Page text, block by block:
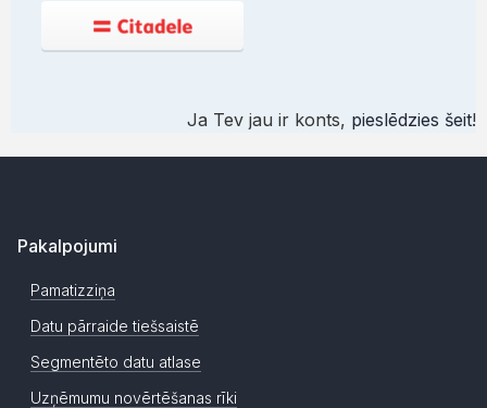
Ja Tev jau ir konts, pieslēdzies šeit!
Pakalpojumi
Pamatizziņa
Datu pārraide tiešsaistē
Segmentēto datu atlase
Uzņēmumu novērtēšanas rīki